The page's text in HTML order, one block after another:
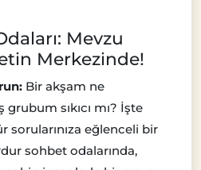
Mevzu
Merkezinde!
Bir akşam ne
sıkıcı mı? İşte
sorularınıza eğlenceli bir
sohbet odalarında,